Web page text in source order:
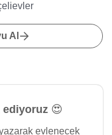
Al
😍
evlenecek